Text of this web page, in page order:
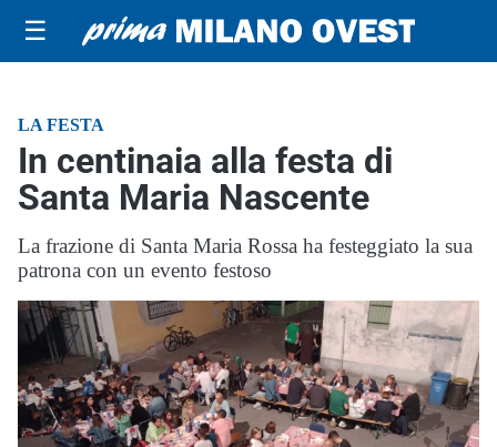
☰
LA FESTA
In centinaia alla festa di
Santa Maria Nascente
La frazione di Santa Maria Rossa ha festeggiato la sua
patrona con un evento festoso